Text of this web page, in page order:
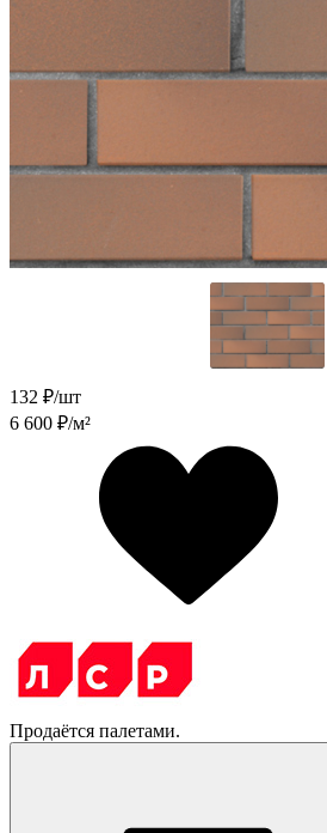
132 ₽/шт
6 600 ₽/м²
Продаётся палетами.